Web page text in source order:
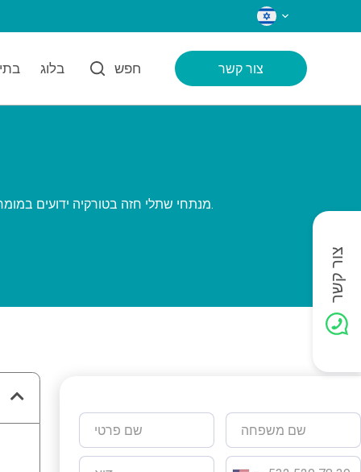
שפות
בלוג חפש צור קשר
מנתחי שתלי חזה בטורקיה ידועים במומחיותם ובשימוש בטכניקות מתקדמות, מבטיחים תוצאות בטוחות ומספקות עבור מטופלות שעוברות הגדלת חזה.
צור קשר